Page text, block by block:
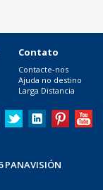
Contato
Contacte-nos
Ajuda no destino
Larga Distancia
PANAVISIÓN